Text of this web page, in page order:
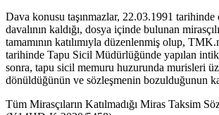
Dava konusu taşınmazlar, 22.03.1991
davalının kaldığı, dosya içinde bulunan
tamamının katılımıyla düzenlenmiş olup,
tarihinde Tapu Sicil Müdürlüğünde yapılan
sonra, tapu sicil memuru huzurunda murisleri
dönüldüğünün ve sözleşmenin bozulduğunun
Tüm Mirasçıların Katılmadığı Miras Taksim